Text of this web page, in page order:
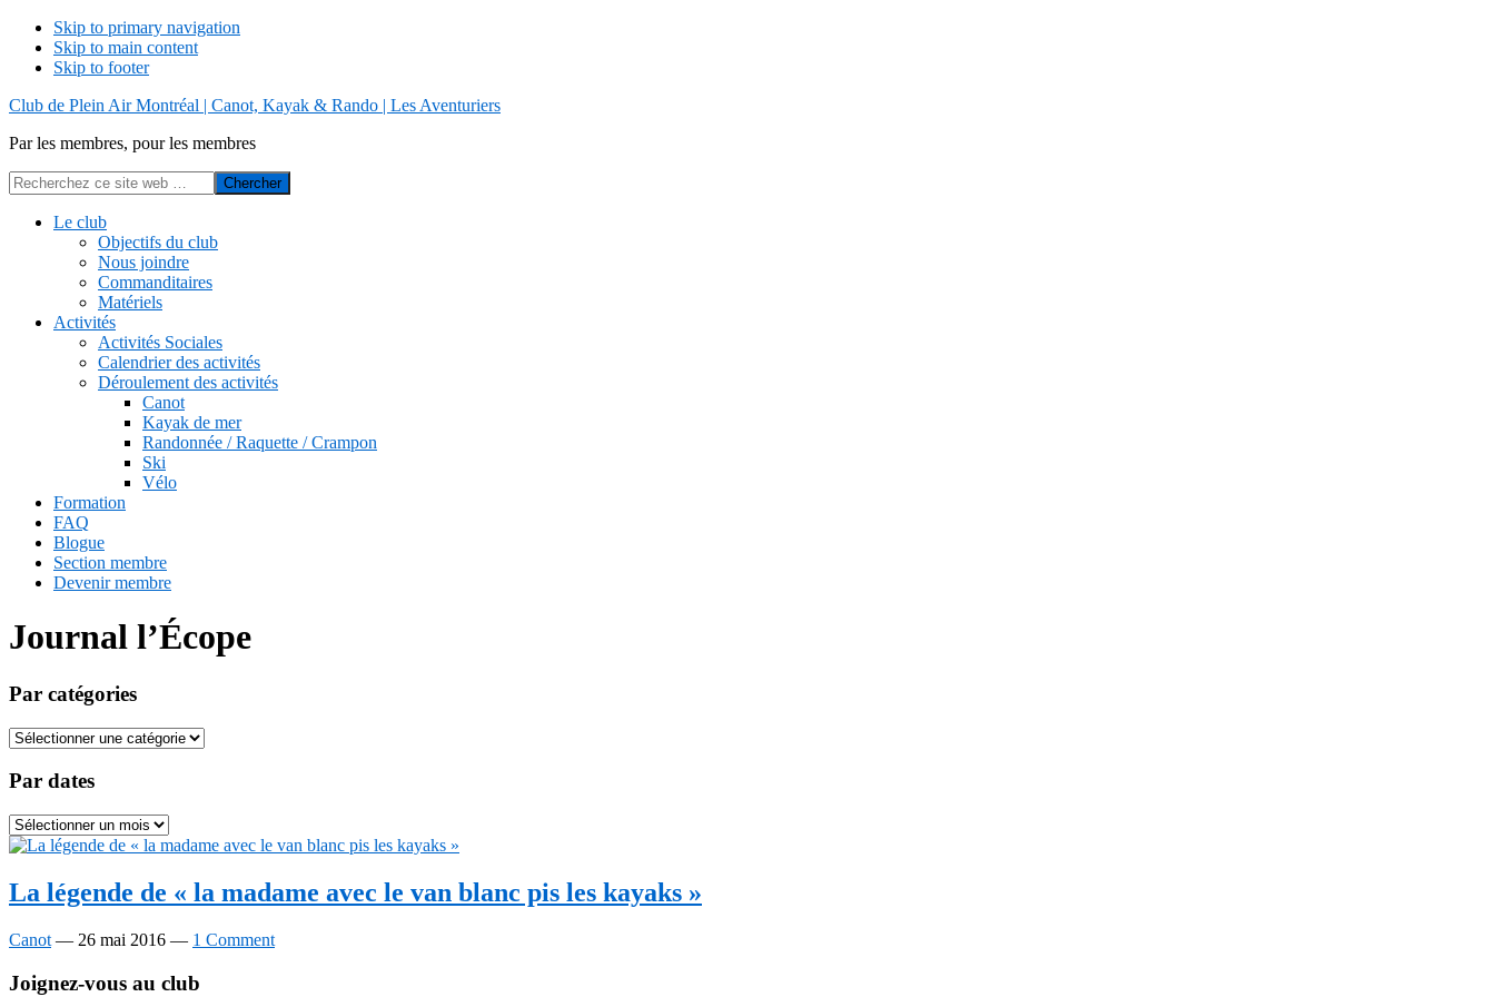
Skip to primary navigation
Skip to main content
Skip to footer
Show
Club de Plein Air Montréal | Canot, Kayak & Rando | Les Aventuriers
Par les membres, pour les membres
Recherchez
ce
SearchLe club
Objectifs du club
Nous joindre
Commanditaires
Matériels
Activités
Activités Sociales
Calendrier des activités
Déroulement des activités
Canot
Kayak de mer
Randonnée / Raquette / Crampon
Ski
Vélo
Formation
FAQ
Blogue
Section membre
Devenir membre
Journal l’Écope
Par catégories
Par
Par dates
Par
dates
La légende de « la madame avec le van blanc pis les kayaks »
Canot — 26 mai 2016 — 1 Comment
Footer
Joignez-vous au club